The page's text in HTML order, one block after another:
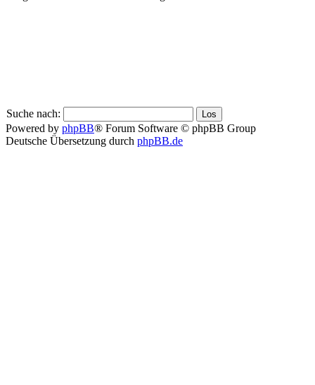
Suche nach:
Powered by phpBB® Forum Software © phpBB Group
Deutsche Übersetzung durch phpBB.de